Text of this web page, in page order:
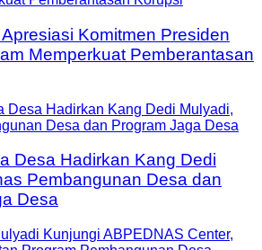
Komitmen Presiden
Memperkuat Pemberantasan
Desa Hadirkan Kang Dedi
Pembangunan Desa dan
Desa